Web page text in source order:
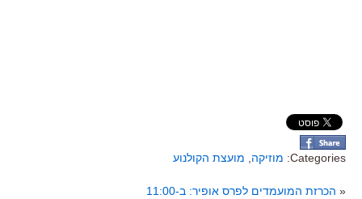
Categories: מוזיקה מועצת הקולנוע
« הכרזת המועמדים לפרס אופיר: ב-11:00